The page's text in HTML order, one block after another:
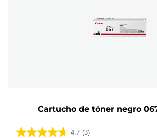
Cartucho de tóner negro
4.7 (3)